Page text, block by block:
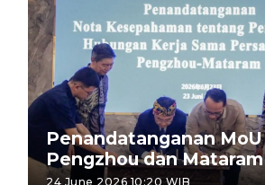
Penandatanganan MoU
Pengzhou dan Mataram
24 June 2026 10:20 WIB